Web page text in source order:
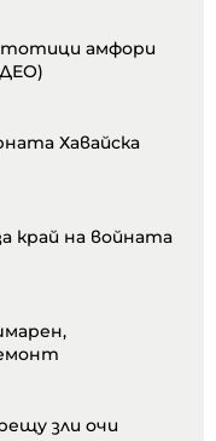
амфори
Хавайска
край на войната
зли очи